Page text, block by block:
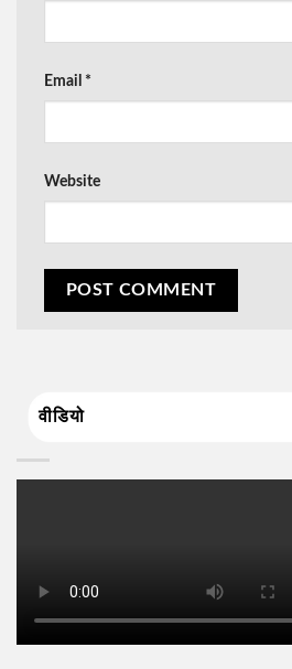
Email *
Website
वीडियो